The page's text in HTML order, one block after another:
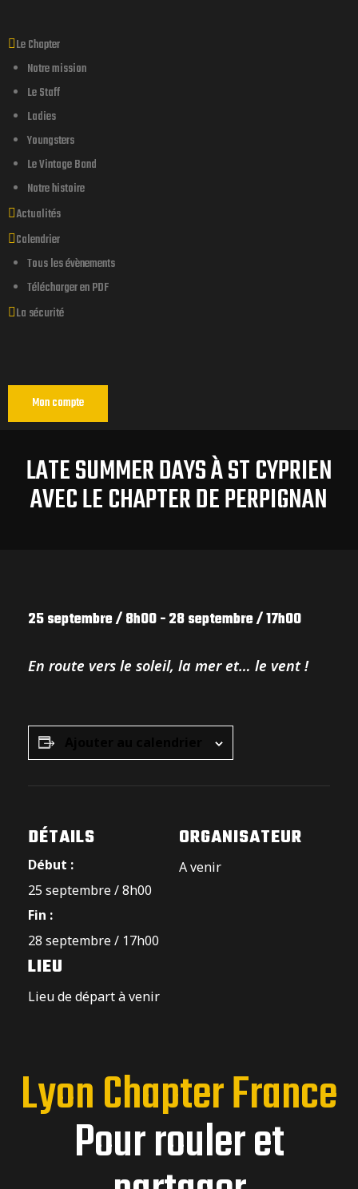
Le Chapter
Notre mission
Le Staff
Ladies
Youngsters
Le Vintage Band
Notre histoire
Actualités
Calendrier
Tous les évènements
Télécharger en PDF
La sécurité
Mon compte
LATE SUMMER DAYS À ST CYPRIEN
AVEC LE CHAPTER DE PERPIGNAN
25 septembre / 8h00-28 septembre / 17h00
En route vers le soleil, la mer et… le vent !
DÉTAILS
Début :
25 septembre / 8h00
Fin :
28 septembre / 17h00
LIEU
Lieu de départ à venir
ORGANISATEUR
A venir
Lyon Chapter France
Pour rouler et